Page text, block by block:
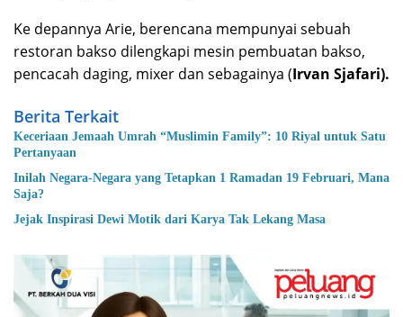
Ke depannya Arie, berencana mempunyai sebuah
restoran bakso dilengkapi mesin pembuatan bakso,
pencacah daging, mixer dan sebagainya (Irvan Sjafari).
Berita Terkait
Keceriaan Jemaah Umrah “Muslimin Family”: 10 Riyal untuk Satu
Pertanyaan
Inilah Negara-Negara yang Tetapkan 1 Ramadan 19 Februari, Mana
Saja?
Jejak Inspirasi Dewi Motik dari Karya Tak Lekang Masa